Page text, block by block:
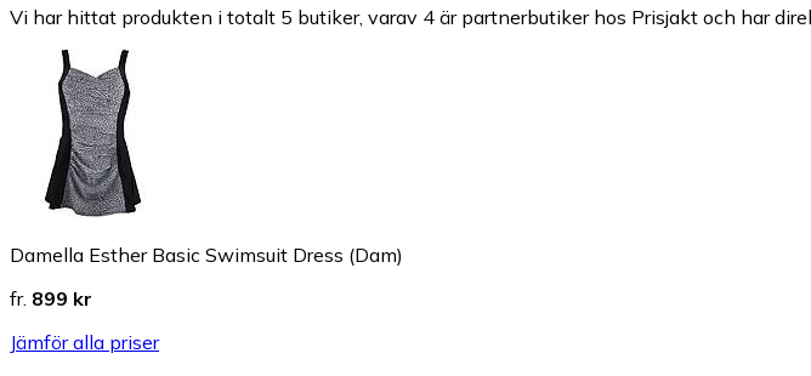
Vi har hittat produkten i totalt 5 butiker, varav 4 är partnerbutiker hos Prisjakt och har
Damella Esther Basic Swimsuit Dress (Dam)
fr. 899 kr
Jämför alla priser